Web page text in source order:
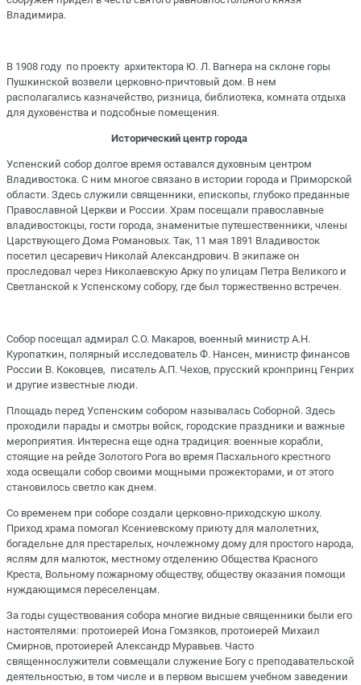
Владимира.
В 1908 году по проекту архитектора Ю. Л. Вагнера на склоне горы
Пушкинской возвели церковно-причтовый дом. В нем
располагались казначейство, ризница, библиотека, комната отдыха
для духовенства и подсобные помещения.
Исторический центр города
Успенский собор долгое время оставался духовным центром
Владивостока. С ним многое связано в истории города и Приморской
области. Здесь служили священники, епископы, глубоко преданные
Православной Церкви и России. Храм посещали православные
владивостокцы, гости города, знаменитые путешественники, члены
Царствующего Дома Романовых. Так, 11 мая 1891 Владивосток
посетил цесаревич Николай Александрович. В экипаже он
проследовал через Николаевскую Арку по улицам Петра Великого и
Светланской к Успенскому собору, где был торжественно встречен.
Собор посещал адмирал С.О. Макаров, военный министр А.Н.
Куропаткин, полярный исследователь Ф. Нансен, министр финансов
России В. Коковцев, писатель А.П. Чехов, прусский кронпринц Генрих
и другие известные люди.
Площадь перед Успенским собором называлась Соборной. Здесь
проходили парады и смотры войск, городские праздники и важные
мероприятия. Интересна еще одна традиция: военные корабли,
стоящие на рейде Золотого Рога во время Пасхального крестного
хода освещали собор своими мощными прожекторами, и от этого
становилось светло как днем.
Со временем при соборе создали церковно-приходскую школу.
Приход храма помогал Ксениевскому приюту для малолетних,
богадельне для престарелых, ночлежному дому для простого народа,
яслям для малюток, местному отделению Общества Красного
Креста, Вольному пожарному обществу, обществу оказания помощи
нуждающимся переселенцам.
За годы существования собора многие видные священники были его
настоятелями: протоиерей Иона Гомзяков, протоиерей Михаил
Смирнов, протоиерей Александр Муравьев. Часто
священнослужители совмещали служение Богу с преподавательской
деятельностью, в том числе и в первом высшем учебном заведении